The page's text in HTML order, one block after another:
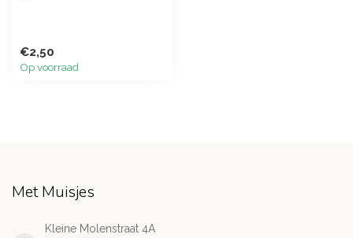
€2,50
Op voorraad
Met Muisjes
Kleine Molenstraat 4A